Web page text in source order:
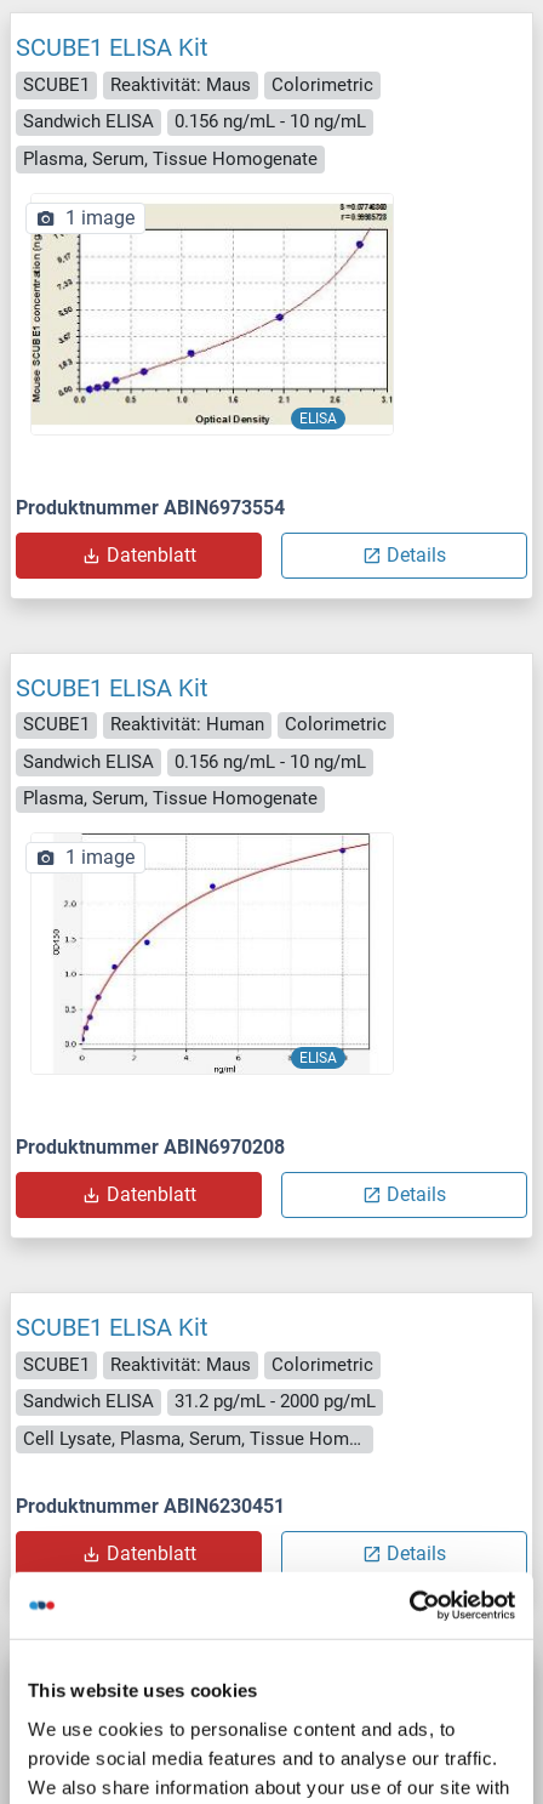
This website uses cookies
We use cookies to personalise content and ads, to
provide social media features and to analyse our traffic.
We also share information about your use of our site with
SCUBE1 ELISA Kit
SCUBE1 Reaktivität: Maus
Colorimetric
Sandwich ELISA
0.156 ng/mL - 10 ng/mL
Plasma, Serum, Tissue Homogenate
ELISA
1 image
Produktnummer ABIN6973554
Datenblatt Details
SCUBE1 ELISA Kit
SCUBE1 Reaktivität: Human
Colorimetric
Sandwich ELISA
0.156 ng/mL - 10 ng/mL
Plasma, Serum, Tissue Homogenate
ELISA
1 image
Produktnummer ABIN6970208
Datenblatt Details
SCUBE1 ELISA Kit
SCUBE1 Reaktivität: Maus
Colorimetric
Sandwich ELISA
31.2 pg/mL - 2000 pg/mL
Cell Lysate, Plasma, Serum, Tissue Homogenate
Produktnummer ABIN6230451
Datenblatt Details
SCUBE1 ELISA Kit
SCUBE1 Reaktivität: Human
Colorimetric
Sandwich ELISA
0.625 ng/mL - 40 ng/mL
Cell Lysate, Plasma, Serum, Tissue Homogenate